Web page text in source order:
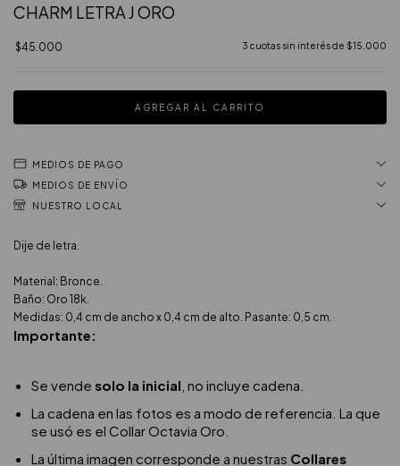
CHARM LETRA J ORO
$45.000 3 cuotas sin interés de $15.000
MEDIOS DE PAGO
MEDIOS DE ENVÍO
NUESTRO LOCAL
Dije de letra.
Material: Bronce.
Baño: Oro 18k.
Medidas: 0,4 cm de ancho x 0,4 cm de alto. Pasante: 0,5 cm.
Importante:
Se vende solo la inicial , no incluye cadena.
La cadena en las fotos es a modo de referencia. La que
se usó es el Collar Octavia Oro.
La última imagen corresponde a nuestras Collares